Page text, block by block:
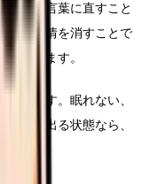
できる言葉に直すこと
は、感情を消すことで
まります。
全です。眠れない、
気が出る状態なら、